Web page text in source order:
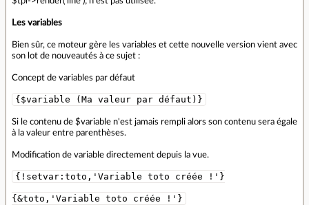
Les variables
Bien sûr, ce moteur gère les variables et cette nouvelle version vient avec
son lot de nouveautés à ce sujet :
Concept de variables par défaut
{$variable (Ma valeur par défaut)}
Si le contenu de $variable n'est jamais rempli alors son contenu sera égale
à la valeur entre parenthèses.
Modification de variable directement depuis la vue.
{!setvar:toto,'Variable toto créée !'}
{&toto,'Variable toto créée !'}